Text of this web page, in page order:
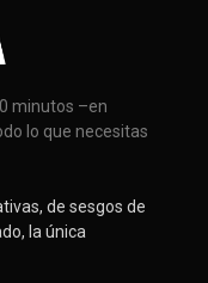
minutos –en
lo que necesitas
de sesgos de
la única